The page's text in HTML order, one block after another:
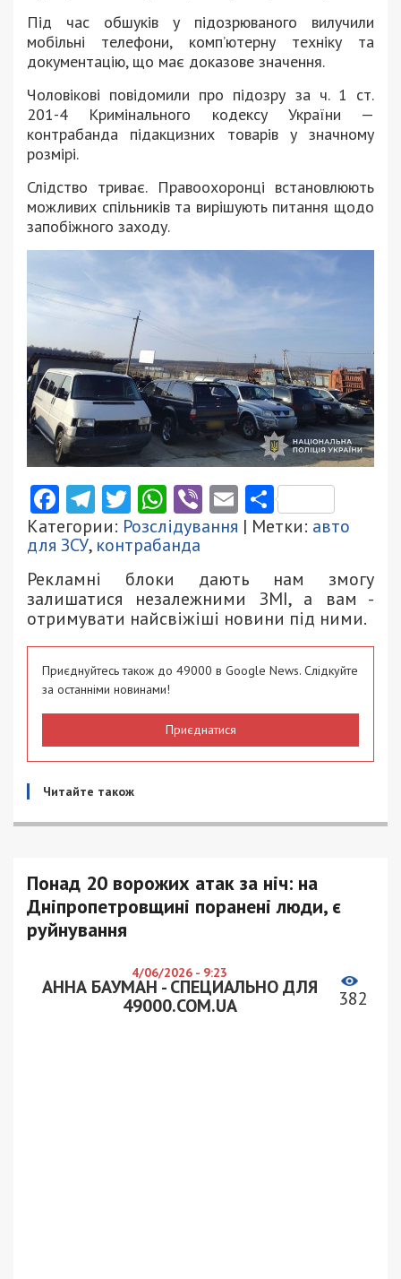
Під час обшуків у підозрюваного вилучили
мобільні телефони, комп’ютерну техніку та
документацію, що має доказове значення.
Чоловікові повідомили про підозру за ч. 1 ст.
201-4 Кримінального кодексу України —
контрабанда підакцизних товарів у значному
розмірі.
Слідство триває. Правоохоронці встановлюють
можливих спільників та вирішують питання щодо
запобіжного заходу.
Facebook
Telegram
Twitter
WhatsApp
ViberEmail
Категории: Розслідування | Метки: авто
для ЗСУ, контрабанда
Рекламні блоки дають нам змогу
залишатися незалежними ЗМІ, а вам -
отримувати найсвіжіші новини під ними.
Приєднуйтесь також до 49000 в Google News. Слідкуйте
за останніми новинами!
Приєднатися
Читайте також
Понад 20 ворожих атак за ніч: на
Дніпропетровщині поранені люди, є
руйнування
4/06/2026 - 9:23
АННА БАУМАН - СПЕЦИАЛЬНО ДЛЯ
49000.COM.UA
382